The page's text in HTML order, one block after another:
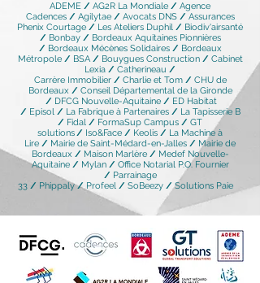
ADEME / AG2R La Mondiale / Agence
Cadences / Agilytae / Avocats DNS /Assurances
Phenix Courtage / Les Ateliers Duphil / Biodiv'airsanté
/ Bonbay / Bordeaux Aquitaines Pionnières
/ Bordeaux Mécènes Solidaires / Bordeaux
Métropole /BSA/Bouygues Construction /Cabinet
Lexia / Catherineau /
Carrère Immobilier / Charlie et Tom /CHU de
Bordeaux /Conseil Départemental de la Gironde
/ DFCG Nouvelle-Aquitaine / ED Habitat
/ Episol / La Fabrique à Partenaires/ La Tapisserie B
/ Fidal / FormaSup Campus / GT
solutions/ Iso&Face / Keolis / La Machine à
Lire / Mairie de Saint-Médard-en-Jalles / Mairie de
Bordeaux / Maison Marlère / Medef Nouvelle-
Aquitaine / Mylan /Office Notarial P.O. Fournier
/Parrainage
33/ Phippaly/ Profeel / SoBeezy /Solutions Paie